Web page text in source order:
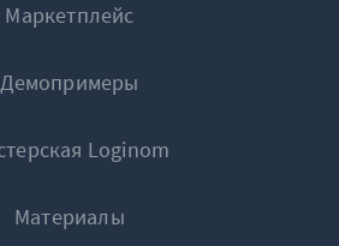
Маркетплейс
Демопримеры
Loginom
Материалы